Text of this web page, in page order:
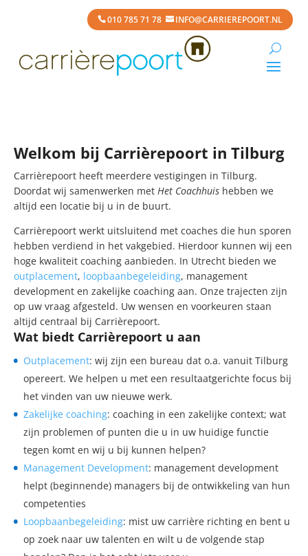
010 785 71 78 INFO@CARRIEREPOORT.NL
Welkom bij Carrièrepoort in Tilburg
Carrièrepoort heeft meerdere vestigingen in Tilburg.
Doordat wij samenwerken met Het Coachhuis hebben we
altijd een locatie bij u in de buurt.
Carrièrepoort werkt uitsluitend met coaches die hun sporen
hebben verdiend in het vakgebied. Hierdoor kunnen wij een
hoge kwaliteit coaching aanbieden. In Utrecht bieden we
outplacement, loopbaanbegeleiding, management
development en zakelijke coaching aan. Onze trajecten zijn
op uw vraag afgesteld. Uw wensen en voorkeuren staan
altijd centraal bij Carrièrepoort.
Wat biedt Carrièrepoort u aan
Outplacement: wij zijn een bureau dat o.a. vanuit Tilburg
opereert. We helpen u met een resultaatgerichte focus bij
het vinden van uw nieuwe werk.
Zakelijke coaching: coaching in een zakelijke context; wat
zijn problemen of punten die u in uw huidige functie
tegen komt en wij u bij kunnen helpen?
Management Development: management development
helpt (beginnende) managers bij de ontwikkeling van hun
competenties
Loopbaanbegeleiding: mist uw carrière richting en bent u
op zoek naar uw talenten en wilt u de volgende stap